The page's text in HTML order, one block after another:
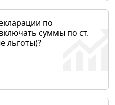
по
суммы по ст.
льготы)?